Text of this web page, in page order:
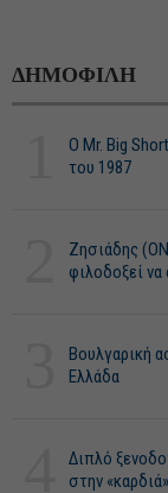
ΔΗΜΟΦΙΛΗ
O Mr. Big
του 1987
Ζησιάδης
φιλοδοξεί να
Βουλγαρική
Ελλάδα
Διπλό
στην